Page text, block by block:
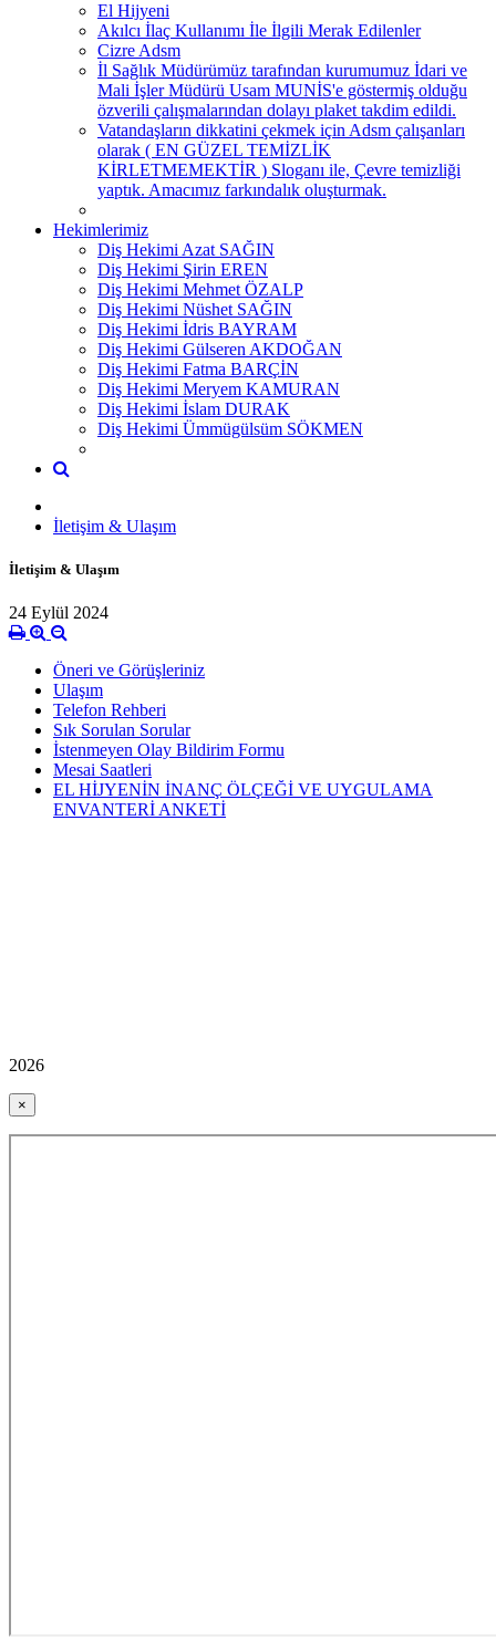
El Hijyeni
Akılcı İlaç Kullanımı İle İlgili Merak Edilenler
Cizre Adsm
İl Sağlık Müdürümüz tarafından kurumumuz İdari ve
Mali İşler Müdürü Usam MUNİS'e göstermiş olduğu
özverili çalışmalarından dolayı plaket takdim edildi.
Vatandaşların dikkatini çekmek için Adsm çalışanları
olarak ( EN GÜZEL TEMİZLİK
KİRLETMEMEKTİR ) Sloganı ile, Çevre temizliği
yaptık. Amacımız farkındalık oluşturmak.
Hekimlerimiz
Diş Hekimi Azat SAĞIN
Diş Hekimi Şirin EREN
Diş Hekimi Mehmet ÖZALP
Diş Hekimi Nüshet SAĞIN
Diş Hekimi İdris BAYRAM
Diş Hekimi Gülseren AKDOĞAN
Diş Hekimi Fatma BARÇİN
Diş Hekimi Meryem KAMURAN
Diş Hekimi İslam DURAK
Diş Hekimi Ümmügülsüm SÖKMEN
İletişim & Ulaşım
İletişim & Ulaşım
24 Eylül 2024
Öneri ve Görüşleriniz
Ulaşım
Telefon Rehberi
Sık Sorulan Sorular
İstenmeyen Olay Bildirim Formu
Mesai Saatleri
EL HİJYENİN İNANÇ ÖLÇEĞİ VE UYGULAMA
ENVANTERİ ANKETİ
2026
×